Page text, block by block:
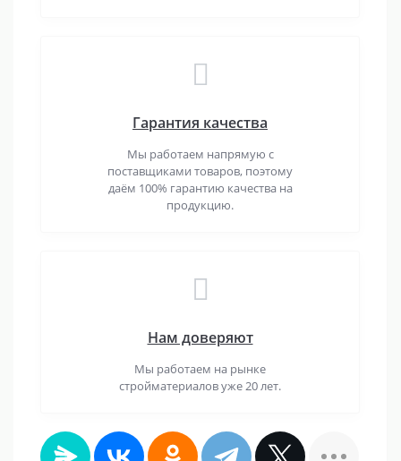
Гарантия качества
Мы работаем напрямую с
поставщиками товаров, поэтому
даём 100% гарантию качества на
продукцию.
Нам доверяют
Мы работаем на рынке
стройматериалов уже 20 лет.